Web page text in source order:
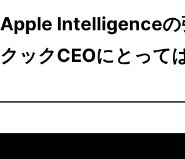
Apple Intelligenceの
クックCEOにとって